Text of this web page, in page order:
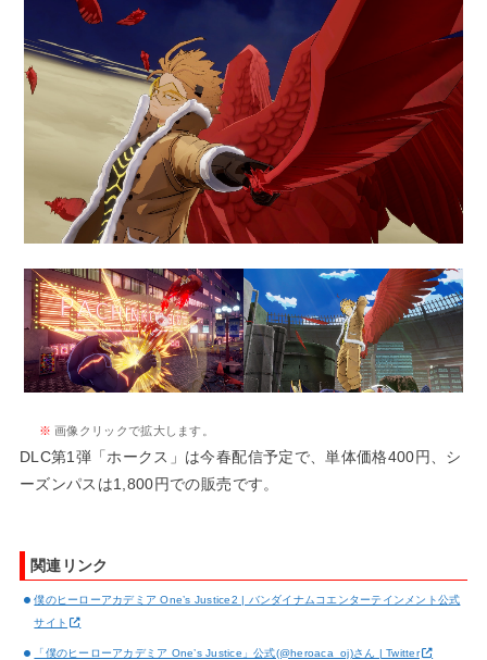
※ 画像クリックで拡大します。
DLC第1弾「ホークス」は今春配信予定で、単体価格400円、シ
ーズンパスは1,800円での販売です。
関連リンク
僕のヒーローアカデミア One’s Justice2 | バンダイナムコエンターテインメント公式
サイト
「僕のヒーローアカデミア One’s Justice」公式(@heroaca_oj)さん | Twitter